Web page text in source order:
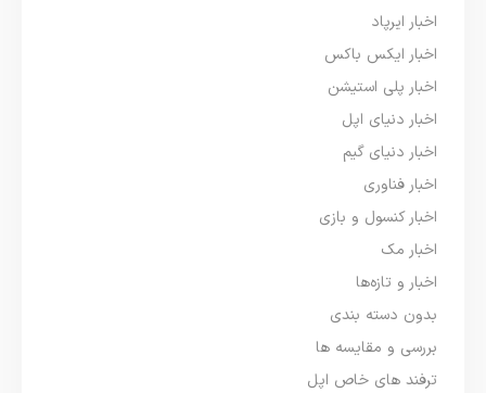
اخبار ایرپاد
اخبار ایکس باکس
اخبار پلی استیشن
اخبار دنیای اپل
اخبار دنیای گیم
اخبار فناوری
اخبار کنسول و بازی
اخبار مک
اخبار و تازه‌ها
بدون دسته بندی
بررسی و مقایسه ها
ترفند های خاص اپل